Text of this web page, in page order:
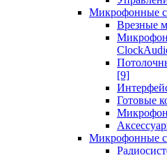
Микрофонные
Врезные
[9]
Готовые
Микрофонные